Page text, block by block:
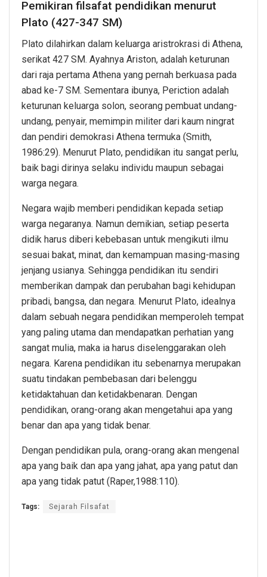
Pemikiran filsafat pendidikan menurut
Plato (427-347 SM)
Plato dilahirkan dalam keluarga aristrokrasi di Athena,
serikat 427 SM. Ayahnya Ariston, adalah keturunan
dari raja pertama Athena yang pernah berkuasa pada
abad ke-7 SM. Sementara ibunya, Periction adalah
keturunan keluarga solon, seorang pembuat undang-
undang, penyair, memimpin militer dari kaum ningrat
dan pendiri demokrasi Athena termuka (Smith,
1986:29). Menurut Plato, pendidikan itu sangat perlu,
baik bagi dirinya selaku individu maupun sebagai
warga negara.
Negara wajib memberi pendidikan kepada setiap
warga negaranya. Namun demikian, setiap peserta
didik harus diberi kebebasan untuk mengikuti ilmu
sesuai bakat, minat, dan kemampuan masing-masing
jenjang usianya. Sehingga pendidikan itu sendiri
memberikan dampak dan perubahan bagi kehidupan
pribadi, bangsa, dan negara. Menurut Plato, idealnya
dalam sebuah negara pendidikan memperoleh tempat
yang paling utama dan mendapatkan perhatian yang
sangat mulia, maka ia harus diselenggarakan oleh
negara. Karena pendidikan itu sebenarnya merupakan
suatu tindakan pembebasan dari belenggu
ketidaktahuan dan ketidakbenaran. Dengan
pendidikan, orang-orang akan mengetahui apa yang
benar dan apa yang tidak benar.
Dengan pendidikan pula, orang-orang akan mengenal
apa yang baik dan apa yang jahat, apa yang patut dan
apa yang tidak patut (Raper,1988:110).
Tags: Sejarah Filsafat